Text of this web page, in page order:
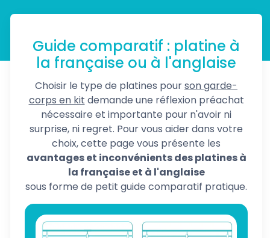
Guide comparatif : platine à
la française ou à l'anglaise
Choisir le type de platines pourson garde-
corps en kit demande une réflexion préachat
nécessaire et importante pour n'avoir ni
surprise, ni regret. Pour vous aider dans votre
choix, cette page vous présente les
avantages et inconvénients des platines à
la française et à l'anglaise
sous forme de petit guide comparatif pratique.